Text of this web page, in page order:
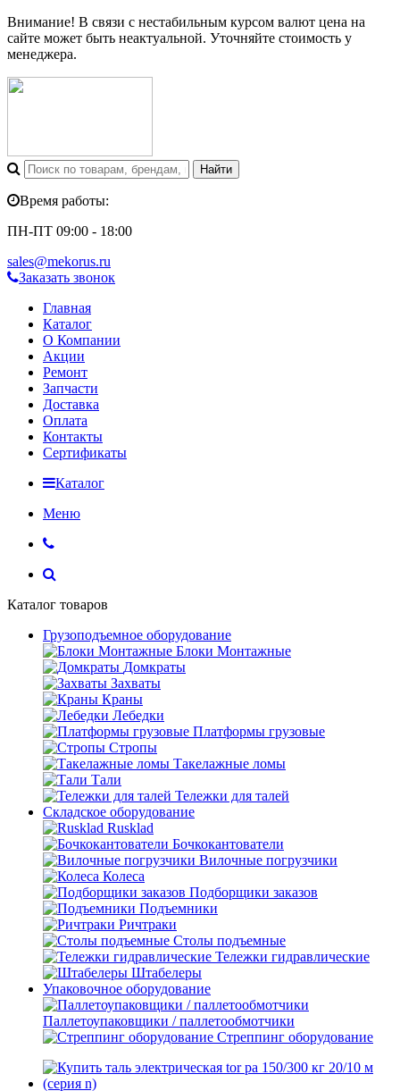
Внимание! В связи с нестабильным курсом валют цена на
сайте может быть неактуальной. Уточняйте стоимость у
менеджера.
Время работы:
ПН-ПТ 09:00 - 18:00
sales@mekorus.ru
Заказать звонок
Главная
Каталог
О Компании
Акции
Ремонт
Запчасти
Доставка
Оплата
Контакты
Сертификаты
Каталог
Меню
Каталог товаров
Грузоподъемное оборудование
Блоки Монтажные
Домкраты
Захваты
Краны
Лебедки
Платформы грузовые
Стропы
Такелажные ломы
Тали
Тележки для талей
Складское оборудование
Rusklad
Бочкокантователи
Вилочные погрузчики
Колеса
Подборщики заказов
Подъемники
Ричтраки
Столы подъемные
Тележки гидравлические
Штабелеры
Упаковочное оборудование
Паллетоупаковщики / паллетообмотчики
Стреппинг оборудование